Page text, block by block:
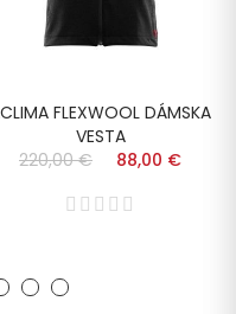
FLEXWOOL DÁMSKA
VESTA
220,00 €
88,00 €